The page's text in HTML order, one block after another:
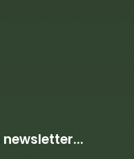
newsletter...